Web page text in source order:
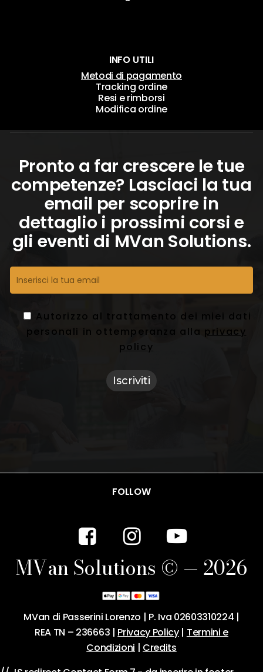
INFO UTILI
Metodi di pagamento
Tracking ordine
Resi e rimborsi
Modifica ordine
Pronto a far crescere le tue
competenze? Lasciaci la tua
email per scoprire in
dettaglio i prossimi corsi e
gli eventi di MVan Solutions.
Autorizzo al trattamento dei miei dati
personali in ottemperanza alla privacy
policy
FOLLOW
MVanSolutions © — 2026
MVan di Passerini Lorenzo | P. Iva 02603310224 |
REA TN – 236663 | Privacy Policy| Termini e
Condizioni | Credits